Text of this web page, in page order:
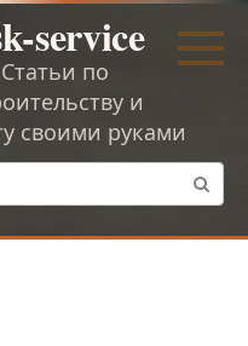
service
Статьи по
и
своими руками